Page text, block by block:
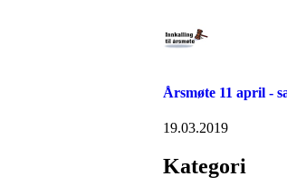
Årsmøte 11 april -
19.03.2019
Kategori